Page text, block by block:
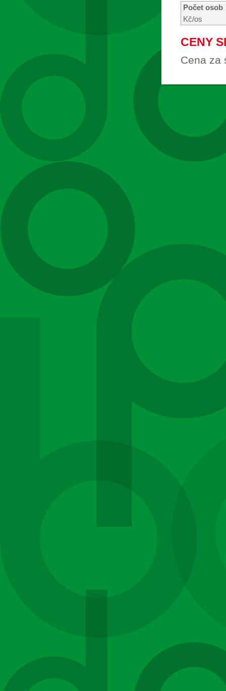
Počet osob
Kč/os
CENY
Cena za